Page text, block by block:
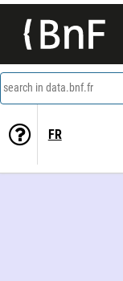
search in data.bnf.fr
FR